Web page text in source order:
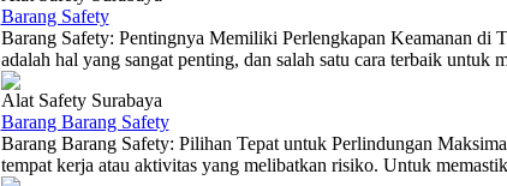
Barang Safety
Barang Safety: Pentingnya Memiliki Perlengkapan Keamanan di
adalah hal yang sangat penting, dan salah satu cara terbaik untuk
Alat Safety Surabaya
Barang Barang Safety
Barang Barang Safety: Pilihan Tepat untuk Perlindungan
tempat kerja atau aktivitas yang melibatkan risiko. Untuk